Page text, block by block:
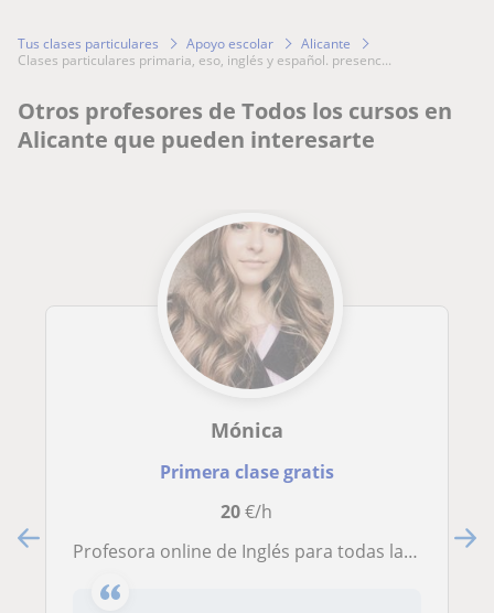
Tus clases particulares Apoyo escolar
Alicante
clases particulares primaria, eso, inglés y español. presenc...
Otros profesores de Todos los cursos en
Alicante que pueden interesarte
Mónica
Primera clase gratis
20€/h
Profesora online de Inglés para todas las edades